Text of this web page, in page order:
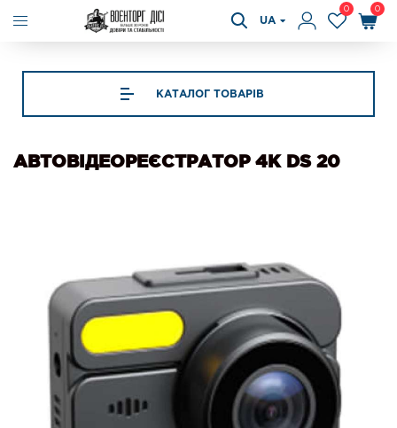
UA
0 0
КАТАЛОГ ТОВАРІВ
АВТОВІДЕОРЕЄСТРАТОР 4K DS 20